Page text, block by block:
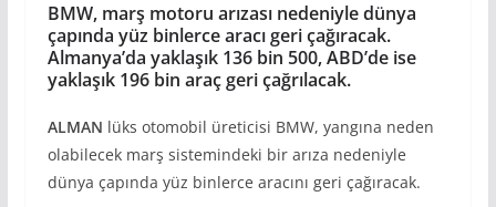
BMW, marş motoru arızası nedeniyle dünya
çapında yüz binlerce aracı geri çağıracak.
Almanya’da yaklaşık 136 bin 500, ABD’de ise
yaklaşık 196 bin araç geri çağrılacak.
ALMAN lüks otomobil üreticisi BMW, yangına neden
olabilecek marş sistemindeki bir arıza nedeniyle
dünya çapında yüz binlerce aracını geri çağıracak.